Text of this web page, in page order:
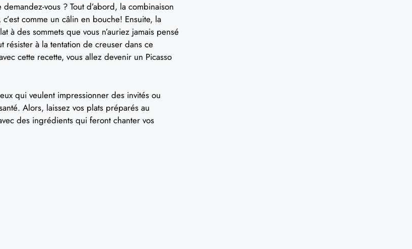
vous ? Tout d’abord, la combinaison
c’est comme un câlin en bouche! Ensuite, la
à des sommets que vous n’auriez jamais pensé
résister à la tentation de creuser dans ce
cette recette, vous allez devenir un Picasso
qui veulent impressionner des invités ou
Alors, laissez vos plats préparés au
des ingrédients qui feront chanter vos